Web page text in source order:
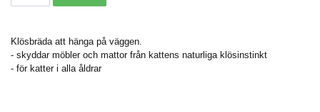
Klösbräda att hänga på väggen.
- skyddar möbler och mattor från kattens naturliga klösinstinkt
- för katter i alla åldrar